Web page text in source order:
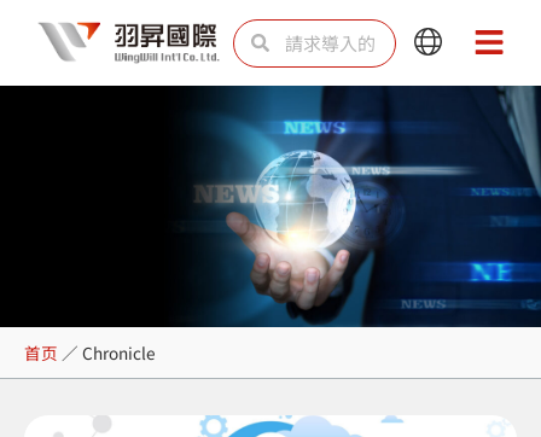
内
SearchSearch
Main
Menu
Main
Menu
Chronicle
首页 ／ Chronicle